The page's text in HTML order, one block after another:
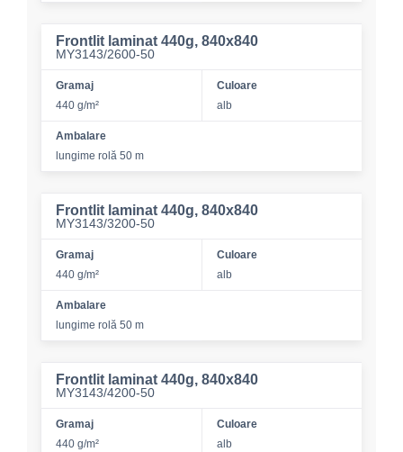
Frontlit laminat 440g, 840x840
MY3143/2600-50
Gramaj
440 g/m²
Culoare
alb
Ambalare
lungime rolă 50 m
Frontlit laminat 440g, 840x840
MY3143/3200-50
Gramaj
440 g/m²
Culoare
alb
Ambalare
lungime rolă 50 m
Frontlit laminat 440g, 840x840
MY3143/4200-50
Gramaj
440 g/m²
Culoare
alb